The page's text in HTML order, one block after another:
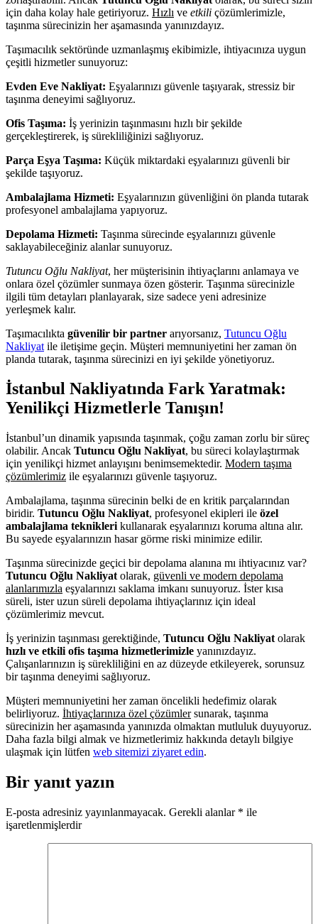
için daha kolay hale getiriyoruz. Hızlı ve etkili çözümlerimizle,
taşınma sürecinizin her aşamasında yanınızdayız.
Taşımacılık sektöründe uzmanlaşmış ekibimizle, ihtiyacınıza uygun
çeşitli hizmetler sunuyoruz:
Evden Eve Nakliyat: Eşyalarınızı güvenle taşıyarak, stressiz bir
taşınma deneyimi sağlıyoruz.
Ofis Taşıma: İş yerinizin taşınmasını hızlı bir şekilde
gerçekleştirerek, iş sürekliliğinizi sağlıyoruz.
Parça Eşya Taşıma: Küçük miktardaki eşyalarınızı güvenli bir
şekilde taşıyoruz.
Ambalajlama Hizmeti: Eşyalarınızın güvenliğini ön planda tutarak
profesyonel ambalajlama yapıyoruz.
Depolama Hizmeti: Taşınma sürecinde eşyalarınızı güvenle
saklayabileceğiniz alanlar sunuyoruz.
Tutuncu Oğlu Nakliyat, her müşterisinin ihtiyaçlarını anlamaya ve
onlara özel çözümler sunmaya özen gösterir. Taşınma sürecinizle
ilgili tüm detayları planlayarak, size sadece yeni adresinize
yerleşmek kalır.
Taşımacılıkta güvenilir bir partner arıyorsanız, Tutuncu Oğlu
Nakliyat ile iletişime geçin. Müşteri memnuniyetini her zaman ön
planda tutarak, taşınma sürecinizi en iyi şekilde yönetiyoruz.
İstanbul Nakliyatında Fark Yaratmak:
Yenilikçi Hizmetlerle Tanışın!
İstanbul’un dinamik yapısında taşınmak, çoğu zaman zorlu bir süreç
olabilir. Ancak Tutuncu Oğlu Nakliyat, bu süreci kolaylaştırmak
için yenilikçi hizmet anlayışını benimsemektedir. Modern taşıma
çözümlerimiz ile eşyalarınızı güvenle taşıyoruz.
Ambalajlama, taşınma sürecinin belki de en kritik parçalarından
biridir. Tutuncu Oğlu Nakliyat, profesyonel ekipleri ile özel
ambalajlama teknikleri kullanarak eşyalarınızı koruma altına alır.
Bu sayede eşyalarınızın hasar görme riski minimize edilir.
Taşınma sürecinizde geçici bir depolama alanına mı ihtiyacınız var?
Tutuncu Oğlu Nakliyat olarak, güvenli ve modern depolama
alanlarımızla eşyalarınızı saklama imkanı sunuyoruz. İster kısa
süreli, ister uzun süreli depolama ihtiyaçlarınız için ideal
çözümlerimiz mevcut.
İş yerinizin taşınması gerektiğinde, Tutuncu Oğlu Nakliyat olarak
hızlı ve etkili ofis taşıma hizmetlerimizle yanınızdayız.
Çalışanlarınızın iş sürekliliğini en az düzeyde etkileyerek, sorunsuz
bir taşınma deneyimi sağlıyoruz.
Müşteri memnuniyetini her zaman öncelikli hedefimiz olarak
belirliyoruz. İhtiyaçlarınıza özel çözümlersunarak, taşınma
sürecinizin her aşamasında yanınızda olmaktan mutluluk duyuyoruz.
Daha fazla bilgi almak ve hizmetlerimiz hakkında detaylı bilgiye
ulaşmak için lütfen web sitemizi ziyaret edin.
Bir yanıt yazın
E-posta adresiniz yayınlanmayacak. Gerekli alanlar * ile
işaretlenmişlerdir